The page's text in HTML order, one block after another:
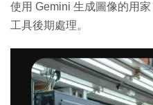
使用 Gemini 生成圖像的用
工具後期處理。